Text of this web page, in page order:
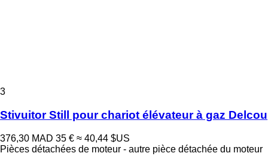
3
Stivuitor Still pour chariot élévateur à gaz Delcou
376,30 MAD 35 € ≈ 40,44 $US
Pièces détachées de moteur - autre pièce détachée du moteur